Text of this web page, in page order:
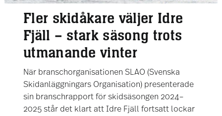
Fler skidåkare väljer Idre
Fjäll – stark säsong trots
utmanande vinter
När branschorganisationen SLAO (Svenska
Skidanläggningars Organisation) presenterade
sin branschrapport för skidsäsongen 2024–
2025 står det klart att Idre Fjäll fortsatt lockar